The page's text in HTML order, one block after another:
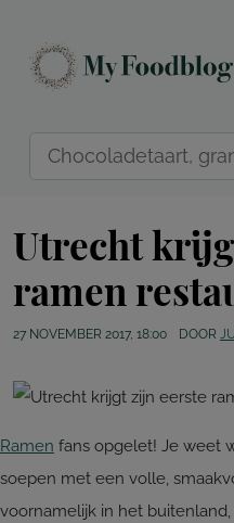
Utrecht
ramen
27 NOVEMBER 2017, 18:00 DOOR
Ramen fans opgelet! Je weet
soepen met een volle,
voornamelijk in het